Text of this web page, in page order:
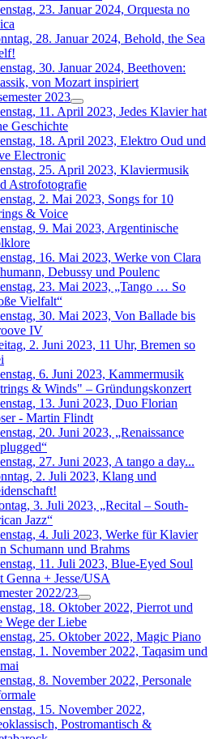
23. Januar 2024, Orquesta no
28. Januar 2024, Behold, the Sea
30. Januar 2024, Beethoven:
von Mozart inspiriert
2023
11. April 2023, Jedes Klavier hat
Geschichte
18. April 2023, Elektro Oud und
Electronic
25. April 2023, Klaviermusik
Astrofotografie
2. Mai 2023, Songs for 10
& Voice
9. Mai 2023, Argentinische
16. Mai 2023, Werke von Clara
Debussy und Poulenc
23. Mai 2023, „Tango … So
Vielfalt“
30. Mai 2023, Von Ballade bis
IV
2. Juni 2023, 11 Uhr, Bremen so
6. Juni 2023, Kammermusik
& Winds" – Gründungskonzert
13. Juni 2023, Duo Florian
- Martin Flindt
20. Juni 2023, „Renaissance
27. Juni 2023, A tango a day...
2. Juli 2023, Klang und
3. Juli 2023, „Recital – South-
Jazz“
4. Juli 2023, Werke für Klavier
Schumann und Brahms
11. Juli 2023, Blue-Eyed Soul
Genna + Jesse/USA
2022/23
18. Oktober 2022, Pierrot und
Wege der Liebe
25. Oktober 2022, Magic Piano
1. November 2022, Taqasim und
8. November 2022, Personale
15. November 2022,
Postromantisch &